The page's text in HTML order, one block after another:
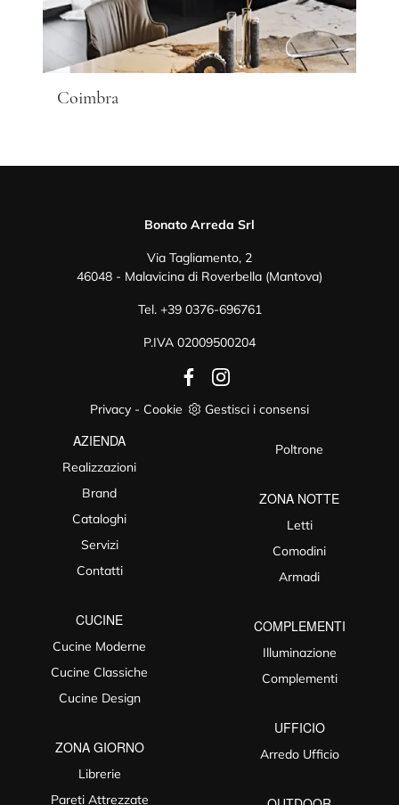
Coimbra
Bonato Arreda Srl
Via Tagliamento, 2
46048 - Malavicina di Roverbella (Mantova)
Tel. +39 0376-696761
P.IVA 02009500204
Privacy - Cookie Gestisci i consensi
AZIENDA
Realizzazioni
Brand
Cataloghi
Servizi
Contatti
CUCINE
Cucine Moderne
Cucine Classiche
Cucine Design
ZONA GIORNO
Librerie
Pareti Attrezzate
Poltrone
ZONA NOTTE
Letti
Comodini
Armadi
COMPLEMENTI
Illuminazione
Complementi
UFFICIO
Arredo Ufficio